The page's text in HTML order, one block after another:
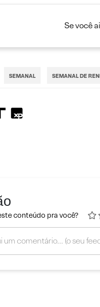
Se você
SEMANAL SEMANAL DE
conteúdo pra você?